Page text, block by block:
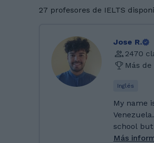
27 profesores de IELTS
Jose R.
2470
Más
Inglés
My name
school
always
Más